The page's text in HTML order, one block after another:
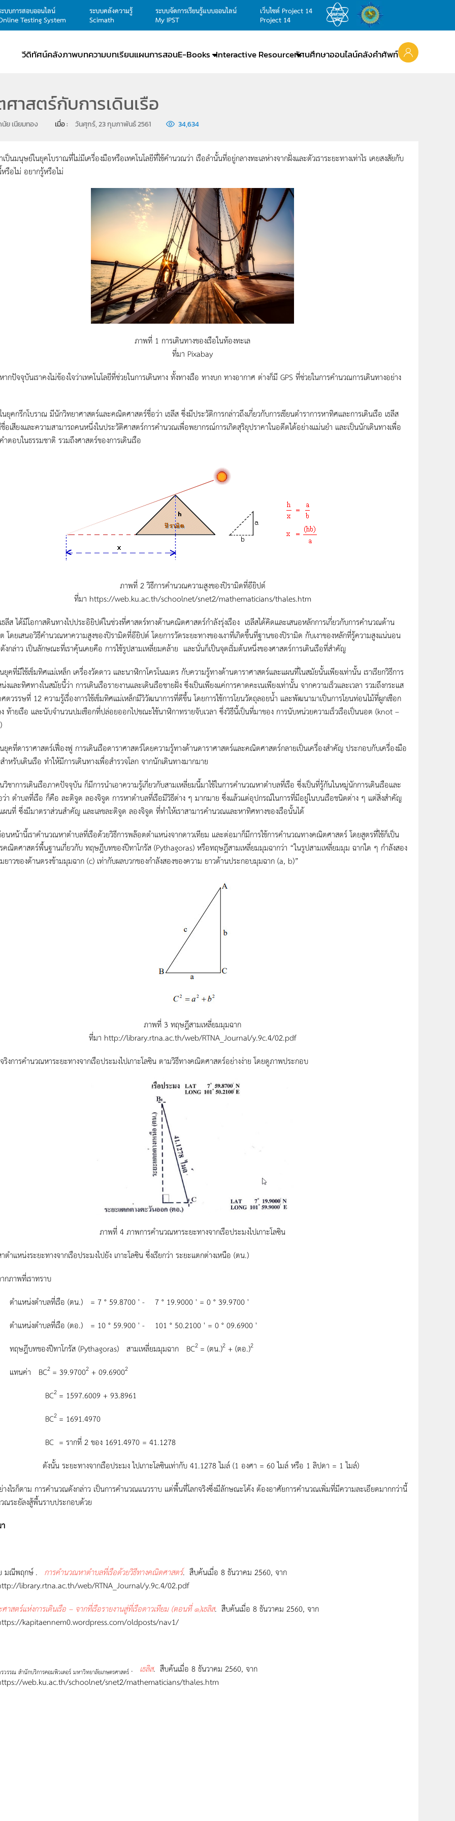
บบการสอบออนไลน์
Testing System
ระบบคลังความรู้
Scimath
ระบบจัดการเรียนรู้แบบออนไลน์
My IPST
เว็บไซต์ Project 14
Project 14
วีดิทัศน์คลังภาพบทความบทเรียนแผนการสอนE-Books Interactive Resourceทัศนศึกษาออนไลน์คลังคำศัพท์
าสตร์กับการเดินเรือ
ย เนียมทอง เมื่อ : วันศุกร์, 23 กุมภาพันธ์ 2561 34,634
ป็นมนุษย์ในยุคโบราณที่ไม่มีเครื่องมือหรือเทคโนโลยีที่ใช้คำนวณว่า เรือลำนั้นที่อยู่กลางทะเลห่างจากฝั่งและตัวเราระยะทางเท่าไร เคยสงสัยกับ
รือไม่ อยากรู้หรือไม่
ภาพที่ 1 การเดินทางของเรือในท้องทะเล
ที่มา Pixabay
จุบันเราคงไม่ข้องใจว่าเทคโนโลยีที่ช่วยในการเดินทาง ทั้งทางเรือ ทางบก ทางอากาศ ต่างก็มี GPS ที่ช่วยในการคำนวณการเดินทางอย่าง
รีกโบราณ มีนักวิทยาศาสตร์และคณิตศาสตร์ชื่อว่า เธลีส ซึ่งมีประวัติการกล่าวถึงเกี่ยวกับการเขียนตำราการหาทิศและการเดินเรือ เธลีส
อเสียงและความสามารถคนหนึ่งในประวัติศาสตร์การคำนวณเพื่อพยากรณ์การเกิดสุริยุปราคาในอดีตได้อย่างแม่นยำ และเป็นนักเดินทางเพื่อ
ำตอบในธรรมชาติ รวมถึงศาสตร์ของการเดินเรือ
ภาพที่ 2 วิธีการคำนวณความสูงของปิรามิดที่อียิปต์
ที่มา https://web.ku.ac.th/schoolnet/snet2/mathematicians/thales.htm
ด้มีโอกาสดินทางไปประอิยิปต์ในช่วงที่ศาสตร์ทางด้านคณิตศาสตร์กำลังรุ่งเรือง เธลีสได้คิดและเสนอหลักการเกี่ยวกับการคำนวณด้าน
โดยเสนอวิธีคำนวณหาความสูงของปิรามิดที่อียิปต์ โดยการวัดระยะทางของเงาที่เกิดขึ้นที่ฐานของปิรามิด กับเงาของหลักที่รู้ความสูงแน่นอน
งกล่าว เป็นลักษณะที่เราคุ้นเคยคือ การใช้รูปสามเหลี่ยมคล้าย และนั่นก็เป็นจุดเริ่มต้นหนึ่งของศาสตร์การเดินเรือที่สำคัญ
มีใช้เข็มทิศแม่เหล็ก เครื่องวัดดาว และนาฬิกาโครโนเมตร กับความรู้ทางด้านดาราศาสตร์และแผนที่ในสมัยนั้นเพียงเท่านั้น เราเรียกวิธีการ
งและทิศทางในสมัยนี้ว่า การเดินเรือรายงานและเดินเรือชายฝั่ง ซึ่งเป็นเพียงแค่การคาดคะเนเพียงเท่านั้น จากความเร็วและเวลา รวมถึงกระแส
วรรษที่ 12 ความรู้เรื่องการใช้เข็มทิศแม่เหล็กมีวิวัฒนาการที่ดีขึ้น โดยการใช้การโยนวัตถุลอยน้ำ และพัฒนามาเป็นการโยนท่อนไม้ที่ผูกเชือก
ท้ายเรือ และนับจำนวนปมเชือกที่ปล่อยออกไปขณะใช้นาฬิกาทรายจับเวลา ซึ่งวิธีนี้เป็นที่มาของ การนับหน่วยความเร็วเรือเป็นนอต (knot –
ดาราศาสตร์เฟื่องฟู การเดินเรือดาราศาสตร์โดยความรู้ทางด้านดาราศาสตร์และคณิตศาสตร์กลายเป็นเครื่องสำคัญ ประกอบกับเครื่องมือ
หรับเดินเรือ ทำให้มีการเดินทางเพื่อสำรวจโลก จากนักเดินทางมากมาย
การเดินเรือภาคปัจจุบัน ก็มีการนำเอาความรู้เกี่ยวกับสามเหลี่ยมนี้มาใช้ในการคำนวณหาตำบลที่เรือ ซึ่งเป็นที่รู้กันในหมู่นักการเดินเรือและ
ว่า ตำบลที่เรือ ก็คือ ละติจูด ลองจิจูด การหาตำบลที่เรือมีวิธีต่าง ๆ มากมาย ซึ่งแล้วแต่อุปกรณ์ในการที่มีอยู่ในบนเรือชนิดต่าง ๆ แต่สิ่งสำคัญ
นที่ ซึ่งมีมาตราส่วนสำคัญ และเลขละติจูด ลองจิจูด ที่ทำให้เราสามารคำนวณและหาทิศทางของเรือนั้นได้
านี้เราคำนวณหาตำบลที่เรือด้วยวิธีการพล๊อตตำแหน่งจากดาวเทียม และต่อมาก็มีการใช้การคำนวณทางคณิตศาสตร์ โดยสูตรที่ใช้ก็เป็น
คณิตศาสตร์พื้นฐานเกี่ยวกับ ทฤษฎีบทของปีทาโกรัส (Pythagoras) หรือทฤษฎีสามเหลี่ยมมุมฉากว่า “ในรูปสามเหลี่ยมมุม ฉากใด ๆ กําลังสอง
ยาวของด้านตรงข้ามมุมฉาก (c) เท่ากับผลบวกของกําลังสองของความ ยาวด้านประกอบมุมฉาก (a, b)”
ภาพที่ 3 ทฤษฎีสามเหลี่ยมมุมฉาก
ที่มา http://library.rtna.ac.th/web/RTNA_Journal/y.9c.4/02.pdf
ริงการคำนวณหาระยะทางจากเรือประมงไปเกาะโลซิน ตามวิธีทางคณิตศาสตร์อย่างง่าย โดยดูภาพประกอบ
ภาพที่ 4 ภาพการคำนวณหาระยะทางจากเรือประมงไปเกาะโลซิน
หน่งระยะทางจากเรือประมงไปยัง เกาะโลซิน ซึ่งเรียกว่า ระยะแตกต่างเหนือ (ตน.)
พที่เราทราบ
งตำบลที่เรือ (ตน.) = 7 ° 59.8700 ' - 7 ° 19.9000 ' = 0 ° 39.9700 '
งตำบลที่เรือ (ตอ.) = 10 ° 59.900 ' - 101 ° 50.2100 ' = 0 ° 09.6900 '
บทของปีทาโกรัส (Pythagoras) สามเหลี่ยมมุมฉาก BC2 = (ตน.)2 + (ตอ.)2
ค่า BC2 = 39.97002 + 09.69002
2 = 1597.6009 + 93.8961
2 = 1691.4970
รากที่ 2 ของ 1691.4970 = 41.1278
ระยะทางจากเรือประมง ไปเกาะโลซินเท่ากับ 41.1278 ไมล์ (1 องศา = 60 ไมล์ หรือ 1 ลิปดา = 1 ไมล์)
รก็ตาม การคำนวณดังกล่าว เป็นการคำนวณแนวราบ แต่พื้นที่โลกจริงซึ่งมีลักษณะโค้ง ต้องอาศัยการคำนวณเพิ่มที่มีความละเอียดมากกว่านี้
ณระยัลงสู้พื้นราบประกอบด้วย
มณีพฤกษ์. การคำนวณหาตำบลที่เรือด้วยวิธีทางคณิตศาสตร์. สืบค้นเมื่อ 8 ธันวาคม 2560, จาก
library.rtna.ac.th/web/RTNA_Journal/y.9c.4/02.pdf
าสตร์แห่งการเดินเรือ – จากที่เรือรายงานสู่ที่เรือดาวเทียม (ตอนที่ ๑)เธลิส. สืบค้นเมื่อ 8 ธันวาคม 2560, จาก
kapitaennem0.wordpress.com/oldposts/nav1/
วรรณ สำนักบริการคอมพิวเตอร์ มหาวิทยาลัยเกษตรศาสตร์ . เธลิส. สืบค้นเมื่อ 8 ธันวาคม 2560, จาก
web.ku.ac.th/schoolnet/snet2/mathematicians/thales.htm